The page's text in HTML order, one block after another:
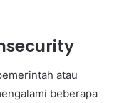
atau
beberapa